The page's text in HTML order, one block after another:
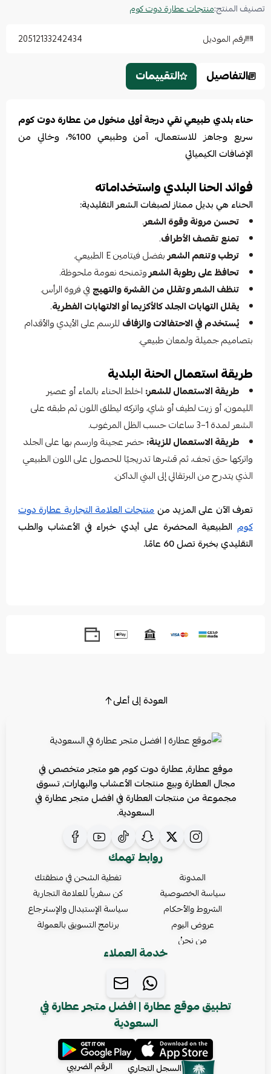
تصنيف المنتج:منتجات عطارة دوت كوم
رقم الموديل
20512133242434
التفاصيل التقييمات
حناء بلدي طبيعي نقي درجة أولى منخول من عطارة دوت كوم
سريع وجاهز للاستعمال، آمن وطبيعي 100%، وخالي من
الإضافات الكيميائي
فوائد الحنا البلدي واستخداماته
الحناء هي بديل ممتاز لصبغات الشعر التقليدية:
تحسن مرونة وقوة الشعر.
تمنع تقصف الأطراف.
ترطب وتنعم الشعربفضل فيتامين E الطبيعي.
تحافظ على رطوبة الشعروتمنحه نعومة ملحوظة.
تنظف الشعر وتقلل من القشرة والتهيج في فروة الرأس.
يقلل التهابات الجلد كالأكزيما أو الالتهابات الفطرية.
يُستخدم في الاحتفالات والزفاف للرسم على الأيدي والأقدام
بتصاميم جميلة ولمعان طبيعي.
طريقة استعمال الحنة البلدية
طريقة الاستعمال للشعر: اخلط الحناء بالماء أو عصير
الليمون، أو زيت لطيف أو شاي، واتركه ليطلق اللون ثم طبقه على
الشعر لمدة 1–3 ساعات حسب الظل المرغوب.
طريقة الاستعمال للزينة:حضر عجينة وارسم بها على الجلد
واتركها حتى تجف، ثم قشرها تدريجيًا للحصول على اللون الطبيعي
الذي يتدرج من البرتقالي إلى البني الداكن.
تعرف الآن على المزيد منمنتجات العلامة التجارية عطارة دوت
كوم الطبيعية المحضرة على أيدي خبراء في الأعشاب والطب
التقليدي بخبرة تصل 60 عامًا.
العودة إلى أعلى
موقع عطارة, عطارة دوت كوم هو متجر متخصص في
مجال العطارة وبيع منتجات الأعشاب والبهارات, تسوق
مجموعة من منتجات العطارة في افضل متجر عطارة في
السعودية.
روابط تهمك
المدونة
سياسة الخصوصية
الشروط والأحكام
عروض اليوم
من نحنُ
تغطية الشحن في منطقتك
كن سفرياً للعلامة التجارية
سياسة الإستبدال والإسترجاع
برنامج التسويق بالعمولة
خدمة العملاء
تطبيق موقع عطارة | افضل متجر عطارة في
السعودية
السجل التجاري
الرقم الضريبي